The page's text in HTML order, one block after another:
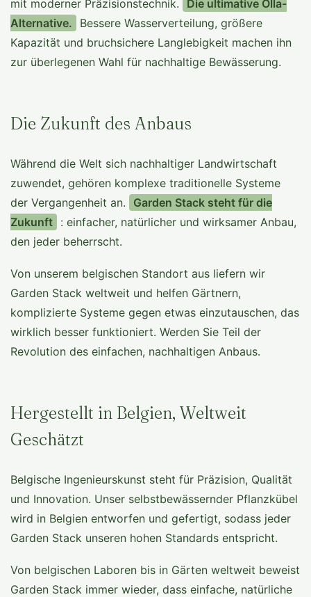
mit moderner Präzisionstechnik.
Die ultimative Olla-
Alternative.
Bessere Wasserverteilung, größere
Kapazität und bruchsichere Langlebigkeit machen ihn
zur überlegenen Wahl für nachhaltige Bewässerung.
Die Zukunft des Anbaus
Während die Welt sich nachhaltiger Landwirtschaft
zuwendet, gehören komplexe traditionelle Systeme
der Vergangenheit an.
Garden Stack steht für die
Zukunft : einfacher, natürlicher und wirksamer Anbau,
den jeder beherrscht.
Von unserem belgischen Standort aus liefern wir
Garden Stack weltweit und helfen Gärtnern,
komplizierte Systeme gegen etwas einzutauschen, das
wirklich besser funktioniert. Werden Sie Teil der
Revolution des einfachen, nachhaltigen Anbaus.
Hergestellt in Belgien, Weltweit
Geschätzt
Belgische Ingenieurskunst steht für Präzision, Qualität
und Innovation. Unser selbstbewässernder Pflanzkübel
wird in Belgien entworfen und gefertigt, sodass jeder
Garden Stack unseren hohen Standards entspricht.
Von belgischen Laboren bis in Gärten weltweit beweist
Garden Stack immer wieder, dass einfache, natürliche